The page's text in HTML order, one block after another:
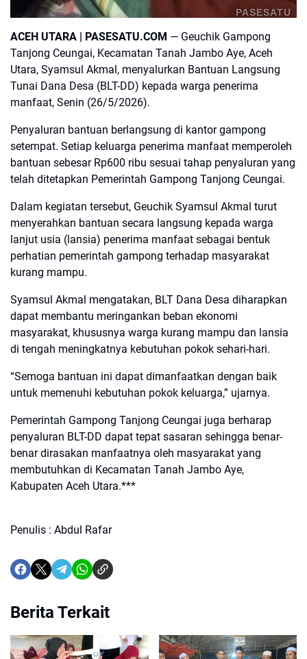
PASESATU
ACEH UTARA | PASESATU.COM — Geuchik Gampong
Tanjong Ceungai, Kecamatan Tanah Jambo Aye, Aceh
Utara, Syamsul Akmal, menyalurkan Bantuan Langsung
Tunai Dana Desa (BLT-DD) kepada warga penerima
manfaat, Senin (26/5/2026).
Penyaluran bantuan berlangsung di kantor gampong
setempat. Setiap keluarga penerima manfaat memperoleh
bantuan sebesar Rp600 ribu sesuai tahap penyaluran yang
telah ditetapkan Pemerintah Gampong Tanjong Ceungai.
Dalam kegiatan tersebut, Geuchik Syamsul Akmal turut
menyerahkan bantuan secara langsung kepada warga
lanjut usia (lansia) penerima manfaat sebagai bentuk
perhatian pemerintah gampong terhadap masyarakat
kurang mampu.
Syamsul Akmal mengatakan, BLT Dana Desa diharapkan
dapat membantu meringankan beban ekonomi
masyarakat, khususnya warga kurang mampu dan lansia
di tengah meningkatnya kebutuhan pokok sehari-hari.
“Semoga bantuan ini dapat dimanfaatkan dengan baik
untuk memenuhi kebutuhan pokok keluarga,” ujarnya.
Pemerintah Gampong Tanjong Ceungai juga berharap
penyaluran BLT-DD dapat tepat sasaran sehingga benar-
benar dirasakan manfaatnya oleh masyarakat yang
membutuhkan di Kecamatan Tanah Jambo Aye,
Kabupaten Aceh Utara.***
Penulis : Abdul Rafar
Berita Terkait